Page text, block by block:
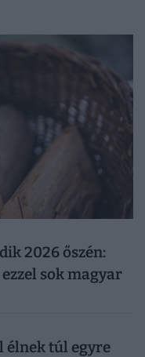
2026 őszén:
sok magyar
élnek túl egyre